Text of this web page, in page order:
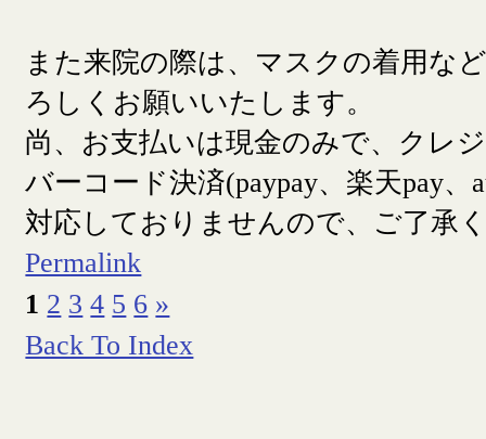
また来院の際は、マスクの着用な
ろしくお願いいたします。
尚、お支払いは現金のみで、クレ
バーコード決済(paypay、楽天pay、
対応しておりませんので、ご了承
Permalink
1 2 3 4 5 6 »
Back To Index